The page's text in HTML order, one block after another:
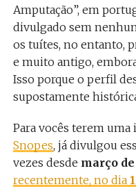
Amputação”, em
divulgado sem
os tuítes, no entanto,
e muito antigo,
Isso porque o perfil
supostamente
Para vocês terem uma
Snopes, já divulgou
vezes desde março de
recentemente, no dia